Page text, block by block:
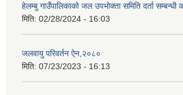
हेलम्बु गाउँपालिकाको जल उपभोक्ता समिति दर्ता सम्बन्धी
मिति: 02/28/2024 - 16:03
जलवायु परिवर्तन ऐन,२०८०
मिति: 07/23/2023 - 16:13